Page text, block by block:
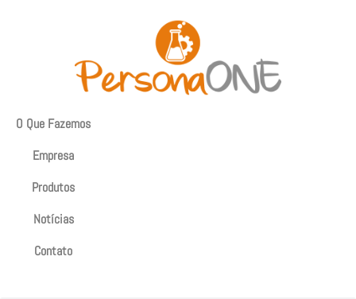
O Que Fazemos
Empresa
Produtos
Notícias
Contato